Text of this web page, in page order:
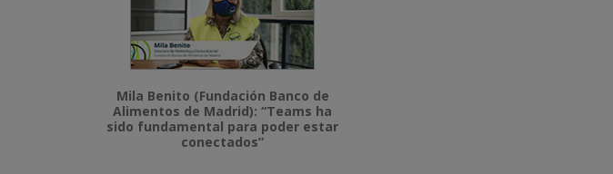
Mila Benito (Fundación Banco de
Alimentos de Madrid): “Teams ha
sido fundamental para poder estar
conectados”